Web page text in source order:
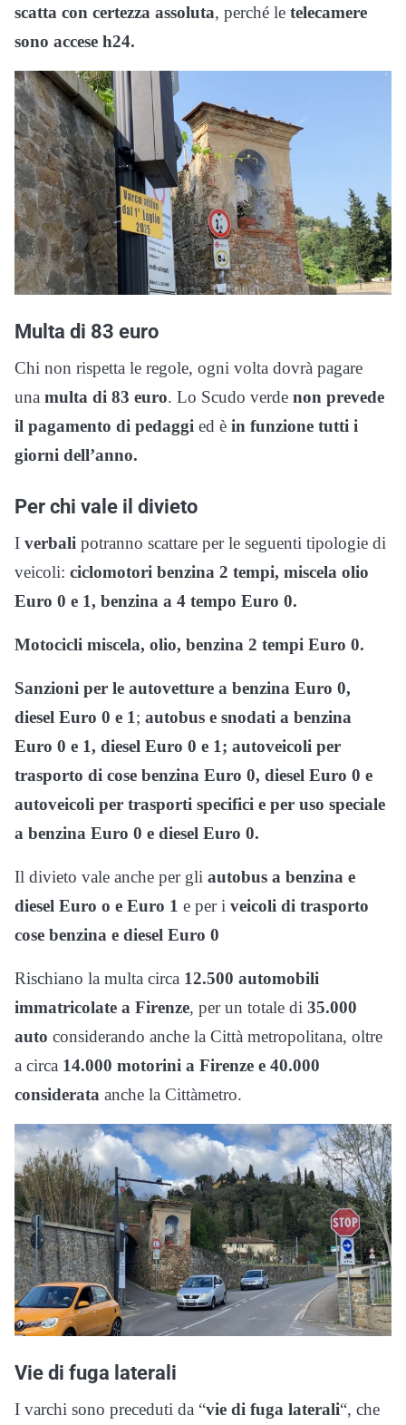
scatta con certezza assoluta, perché le telecamere
sono accese h24.
Multa di 83 euro
Chi non rispetta le regole, ogni volta dovrà pagare
una multa di 83 euro. Lo Scudo verde non prevede
il pagamento di pedaggi ed è in funzione tutti i
giorni dell’anno.
Per chi vale il divieto
I verbali potranno scattare per le seguenti tipologie di
veicoli: ciclomotori benzina 2 tempi, miscela olio
Euro 0 e 1, benzina a 4 tempo Euro 0.
Motocicli miscela, olio, benzina 2 tempi Euro 0.
Sanzioni per le autovetture a benzina Euro 0,
diesel Euro 0 e 1; autobus e snodati a benzina
Euro 0 e 1, diesel Euro 0 e 1; autoveicoli per
trasporto di cose benzina Euro 0, diesel Euro 0 e
autoveicoli per trasporti specifici e per uso speciale
a benzina Euro 0 e diesel Euro 0.
Il divieto vale anche per gli autobus a benzina e
diesel Euro o e Euro 1 e per i veicoli di trasporto
cose benzina e diesel Euro 0
Rischiano la multa circa 12.500 automobili
immatricolate a Firenze, per un totale di 35.000
auto considerando anche la Città metropolitana, oltre
a circa 14.000 motorini a Firenze e 40.000
considerata anche la Cittàmetro.
Vie di fuga laterali
I varchi sono preceduti da “vie di fuga laterali“, che